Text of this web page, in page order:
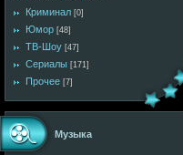
Криминал [0]
Юмор [48]
ТВ-Шоу [47]
Сериалы [171]
Прочее [7]
Музыка